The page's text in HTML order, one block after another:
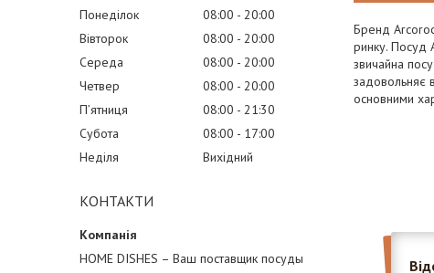
Понеділок 08:00
20:00
Вівторок
08:00
20:00
Середа
08:00
20:00
Четвер
08:00
20:00
Пʼятниця
08:00
21:30
Субота
08:00
17:00
Неділя
Вихідний
КОНТАКТИ
HOME DISHES – Ваш поставщик посуды
Бренд Arcoroc
ринку. Посуд
звичайна
задовольняє
основними